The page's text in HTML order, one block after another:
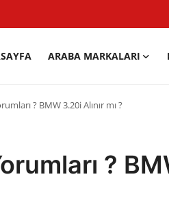
ARABA MARKALARI
? BMW 3.20i Alınır mı ?
?